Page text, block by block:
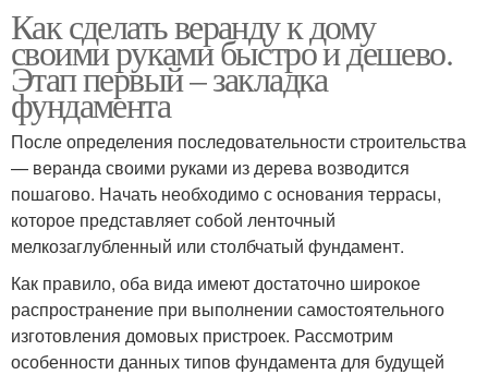
Как сделать веранду к дому
своими руками быстро и дешево.
Этап первый – закладка
фундамента
После определения последовательности строительства
— веранда своими руками из дерева возводится
пошагово. Начать необходимо с основания террасы,
которое представляет собой ленточный
мелкозаглубленный или столбчатый фундамент.
Как правило, оба вида имеют достаточно широкое
распространение при выполнении самостоятельного
изготовления домовых пристроек. Рассмотрим
особенности данных типов фундамента для будущей